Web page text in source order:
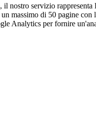
nostro servizio rappresenta
massimo di 50 pagine con
Analytics per fornire